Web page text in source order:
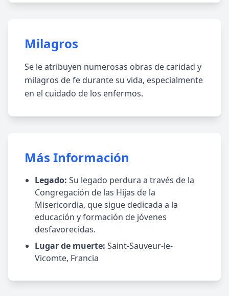
Milagros
Se le atribuyen numerosas obras de caridad y
milagros de fe durante su vida, especialmente
en el cuidado de los enfermos.
Más Información
Legado: Su legado perdura a través de la
Congregación de las Hijas de la
Misericordia, que sigue dedicada a la
educación y formación de jóvenes
desfavorecidas.
Lugar de muerte: Saint-Sauveur-le-
Vicomte, Francia